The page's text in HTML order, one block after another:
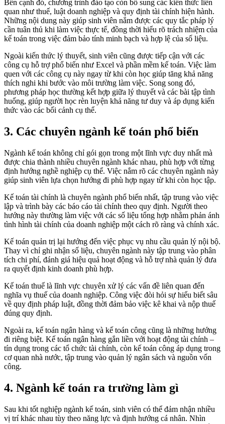
Bên cạnh đó, chương trình đào tạo còn bổ sung các kiến thức liên
quan như thuế, luật doanh nghiệp và quy định tài chính hiện hành.
Những nội dung này giúp sinh viên nắm được các quy tắc pháp lý
cần tuân thủ khi làm việc thực tế, đồng thời hiểu rõ trách nhiệm của
kế toán trong việc đảm bảo tính minh bạch và hợp lệ của số liệu.
Ngoài kiến thức lý thuyết, sinh viên cũng được tiếp cận với các
công cụ hỗ trợ phổ biến như Excel và phần mềm kế toán. Việc làm
quen với các công cụ này ngay từ khi còn học giúp tăng khả năng
thích nghi khi bước vào môi trường làm việc. Song song đó,
phương pháp học thường kết hợp giữa lý thuyết và các bài tập tình
huống, giúp người học rèn luyện khả năng tư duy và áp dụng kiến
thức vào các bối cảnh cụ thể.
3. Các chuyên ngành kế toán phổ biến
Ngành kế toán không chỉ gói gọn trong một lĩnh vực duy nhất mà
được chia thành nhiều chuyên ngành khác nhau, phù hợp với từng
định hướng nghề nghiệp cụ thể. Việc nắm rõ các chuyên ngành này
giúp sinh viên lựa chọn hướng đi phù hợp ngay từ khi còn học tập.
Kế toán tài chính là chuyên ngành phổ biến nhất, tập trung vào việc
lập và trình bày các báo cáo tài chính theo quy định. Người theo
hướng này thường làm việc với các số liệu tổng hợp nhằm phản ánh
tình hình tài chính của doanh nghiệp một cách rõ ràng và chính xác.
Kế toán quản trị lại hướng đến việc phục vụ nhu cầu quản lý nội bộ.
Thay vì chỉ ghi nhận số liệu, chuyên ngành này tập trung vào phân
tích chi phí, đánh giá hiệu quả hoạt động và hỗ trợ nhà quản lý đưa
ra quyết định kinh doanh phù hợp.
Kế toán thuế là lĩnh vực chuyên xử lý các vấn đề liên quan đến
nghĩa vụ thuế của doanh nghiệp. Công việc đòi hỏi sự hiểu biết sâu
về quy định pháp luật, đồng thời đảm bảo việc kê khai và nộp thuế
đúng quy định.
Ngoài ra, kế toán ngân hàng và kế toán công cũng là những hướng
đi riêng biệt. Kế toán ngân hàng gắn liền với hoạt động tài chính –
tín dụng trong các tổ chức tài chính, còn kế toán công áp dụng trong
cơ quan nhà nước, tập trung vào quản lý ngân sách và nguồn vốn
công.
4. Ngành kế toán ra trường làm gì
Sau khi tốt nghiệp ngành kế toán, sinh viên có thể đảm nhận nhiều
vị trí khác nhau tùy theo năng lực và định hướng cá nhân. Nhìn